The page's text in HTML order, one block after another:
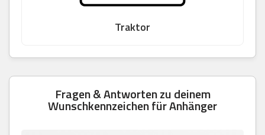
Traktor
Fragen & Antworten zu deinem
Wunschkennzeichen für Anhänger